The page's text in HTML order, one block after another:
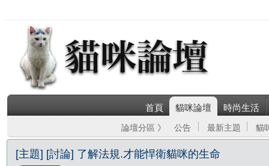
首頁 貓咪論壇 時尚生活
論壇分區 》 公告 最新主題 貓
[主題] [討論] 了解法規.才能悍衛貓咪的生命